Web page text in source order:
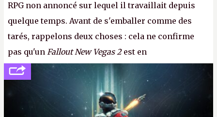
RPG non annoncé sur lequel il travaillait depuis
quelque temps. Avant de s'emballer comme des
tarés, rappelons deux choses : cela ne confirme
pas qu'un Fallout New Vegas 2est en
développement (pour ce que l'on sait, ils bossent
peut-être sur
Fallout Football ou
Fallout vs. Les
Lapins Crétins) et l'Obsidian d'aujourd'hui n'est plus
le même studio qu'il y a 15 ans. Mais bon, OK, on